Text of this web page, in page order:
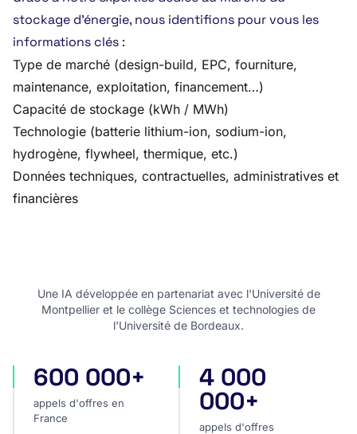
stockage d’énergie, nous identifions pour vous les
informations clés :
Type de marché (design-build, EPC, fourniture,
maintenance, exploitation, financement…)
Capacité de stockage (kWh / MWh)
Technologie (batterie lithium-ion, sodium-ion,
hydrogène, flywheel, thermique, etc.)
Données techniques, contractuelles, administratives et
financières
Une IA développée en partenariat avec l'Université de
Montpellier et le collège Sciences et technologies de
l'Université de Bordeaux.
appels d'offres en France
600 000+
appels d'offres en
France
appels d'offres
4 000
000+
appels d'offres